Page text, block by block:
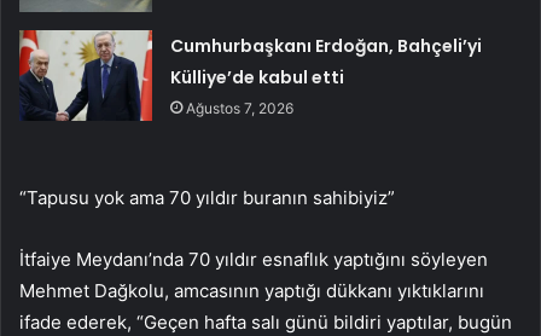
Cumhurbaşkanı Erdoğan, Bahçeli’yi
Külliye’de kabul etti
Ağustos 7, 2026
“Tapusu yok ama 70 yıldır buranın sahibiyiz”
İtfaiye Meydanı’nda 70 yıldır esnaflık yaptığını söyleyen
Mehmet Dağkolu, amcasının yaptığı dükkanı yıktıklarını
ifade ederek, “Geçen hafta salı günü bildiri yaptılar, bugün